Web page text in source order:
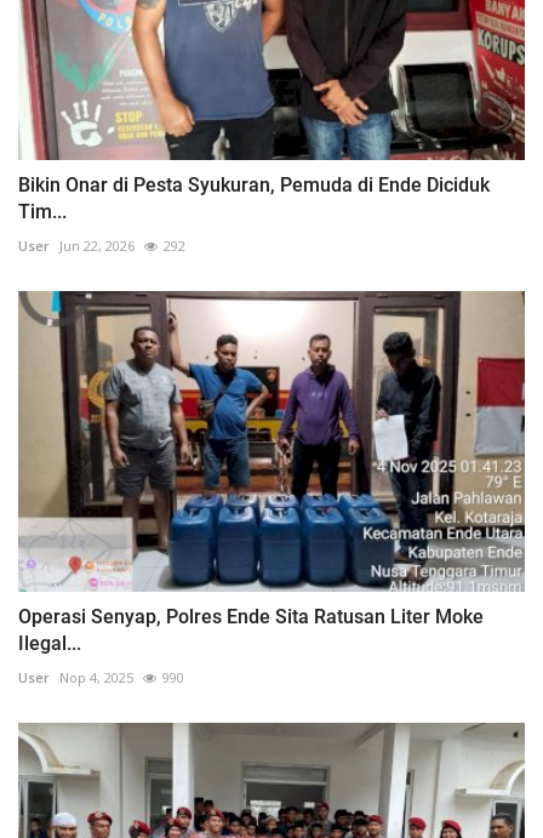
Bikin Onar di Pesta Syukuran, Pemuda di Ende Diciduk
Tim...
User Jun 22, 2026 292
Operasi Senyap, Polres Ende Sita Ratusan Liter Moke
Ilegal...
User Nop 4, 2025 990